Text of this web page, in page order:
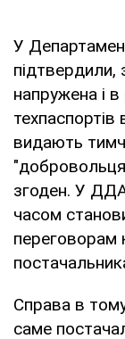
У
підтвердили,
напружена і в
техпаспортів
видають
згоден. У
часом
переговорам
Справа в
саме